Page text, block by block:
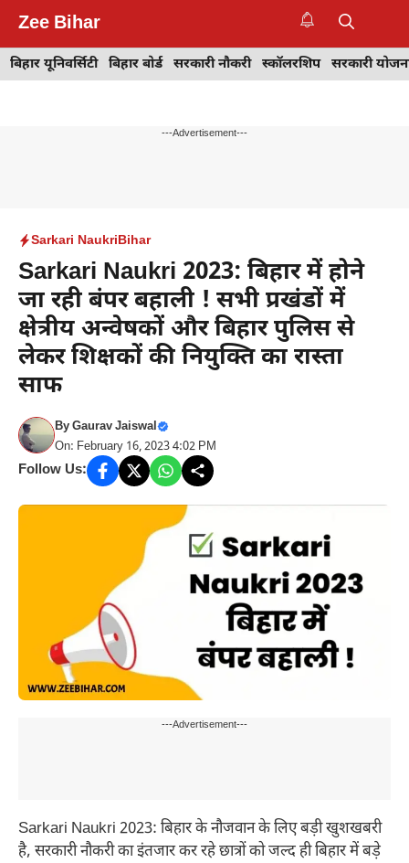
content
Zee Bihar
बिहार यूनिवर्सिटी बिहार बोर्ड सरकारी नौकरी स्कॉलरशिप सरकारी
---Advertisement---
Sarkari NaukriBihar
Sarkari Naukri 2023: बिहार में होने
जा रही बंपर बहाली ! सभी प्रखंडों में
क्षेत्रीय अन्वेषकों और बिहार पुलिस से
लेकर शिक्षकों की नियुक्ति का रास्ता
साफ
ByGaurav Jaiswal
On: February 16, 2023 4:02 PM
Follow Us:
---Advertisement---
Sarkari Naukri 2023: बिहार के नौजवान के लिए बड़ी खुशखबरी
है, सरकारी नौकरी का इंतजार कर रहे छात्रों को जल्द ही बिहार में बड़े